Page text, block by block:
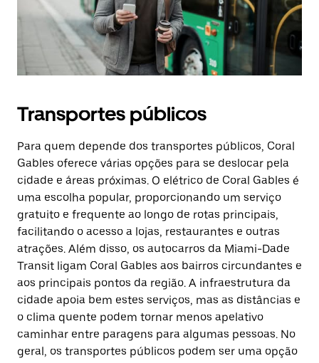
Transportes públicos
Para quem depende dos transportes públicos, Coral
Gables oferece várias opções para se deslocar pela
cidade e áreas próximas. O elétrico de Coral Gables é
uma escolha popular, proporcionando um serviço
gratuito e frequente ao longo de rotas principais,
facilitando o acesso a lojas, restaurantes e outras
atrações. Além disso, os autocarros da Miami-Dade
Transit ligam Coral Gables aos bairros circundantes e
aos principais pontos da região. A infraestrutura da
cidade apoia bem estes serviços, mas as distâncias e
o clima quente podem tornar menos apelativo
caminhar entre paragens para algumas pessoas. No
geral, os transportes públicos podem ser uma opção